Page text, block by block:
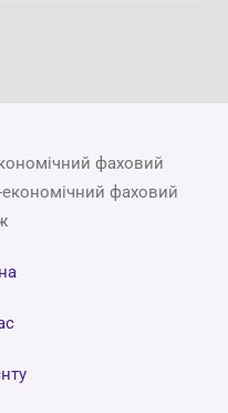
фаховий
економічний фаховий